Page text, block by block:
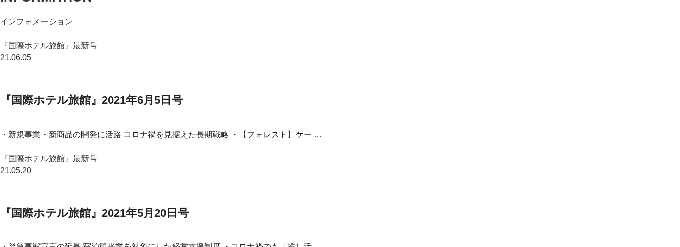
インフォメーション
『国際ホテル旅館』最新号
21.06.05
『国際ホテル旅館』2021年6月5日号
・新規事業・新商品の開発に活路 コロナ禍を見据えた長期戦略 ・【フォレスト】ケー …
『国際ホテル旅館』最新号
21.05.20
『国際ホテル旅館』2021年5月20日号